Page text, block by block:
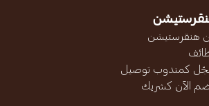
هنقرستيشن
كمندوب توصيل
الآن كشريك